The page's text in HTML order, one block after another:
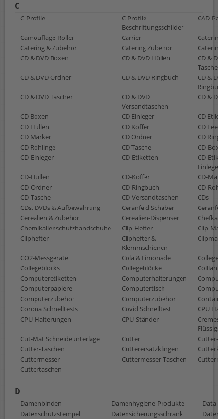
C
C-Profile
C-Profile
Beschriftungsschilder
CAD-
Camouflage-Roller Carrier
Catering & Zubehör
Catering Zubehör
CD & DVD Boxen
CD & DVD Hüllen
CD &
CD & DVD Ordner
CD & DVD Ringbuch
CD &
CD & DVD Taschen
CD & DVD
Versandtaschen
CD &
CD Boxen CD Einleger
CD
CD Hüllen
CD Koffer
CD
CD Marker
CD Ordner
CD
CD Rohlinge
CD Tasche
CD-
CD-Einleger
CD-Etiketten
CD-
CD-Hüllen
CD-Koffer
CD-
CD-Ordner
CD-Ringbuch
CD-
CD-Tasche
CD-Versandtaschen
CDs
CDs, DVDs & Aufbewahrung
Ceranfeld Schaber
Cerealien & Zubehör
Cerealien-Dispenser
Chemikalienschutzhandschuhe
Clip-Hefter
Clip-
Cliphefter
Cliphefter &
Klemmschienen
CO2-Messgeräte Cola & Limonade
Collegeblocks
Collegeblöcke
Computeretiketten
Computerhalterungen
Computerpapiere
Computertisch
Computerzubehör
Computerzubehör
Corona Schnelltests
Covid Schnelltest
CPU
CPU-Halterungen
CPU-Ständer
Cut-Mat Schneideunterlage
Cutter
Cutter-Taschen
Cutterersatzklingen
Cuttermesser
Cuttermesser-Taschen
Cuttertaschen
D
Damenbinden Damenhygiene-Produkte
Datenschutzstempel
Datensicherungsschrank